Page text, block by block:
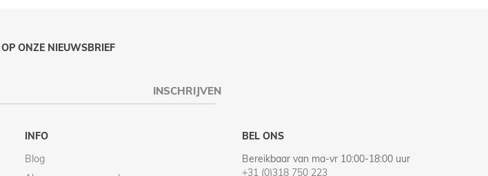
ONZE NIEUWSBRIEF
INSCHRIJVEN
INFO
Blog
BEL ONS
Bereikbaar van ma-vr 10:00-18:00 uur
+31 (0)318 750 223